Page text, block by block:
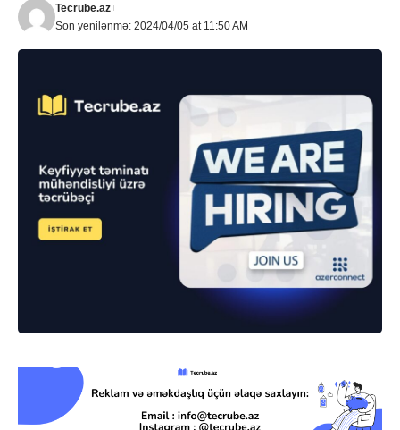
Son yenilənmə: 2024/04/05 at 11:50 AM
Tecrube.az